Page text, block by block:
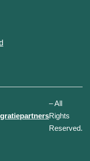
(opent in
– All
Rights
Reserved.